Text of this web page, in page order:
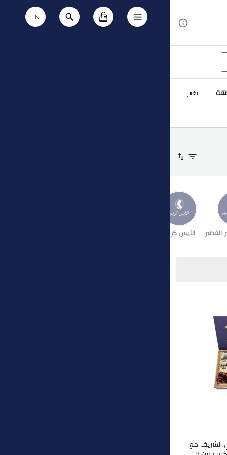
EN
تغيير
الفطير الآيس كريم
الشريف مع